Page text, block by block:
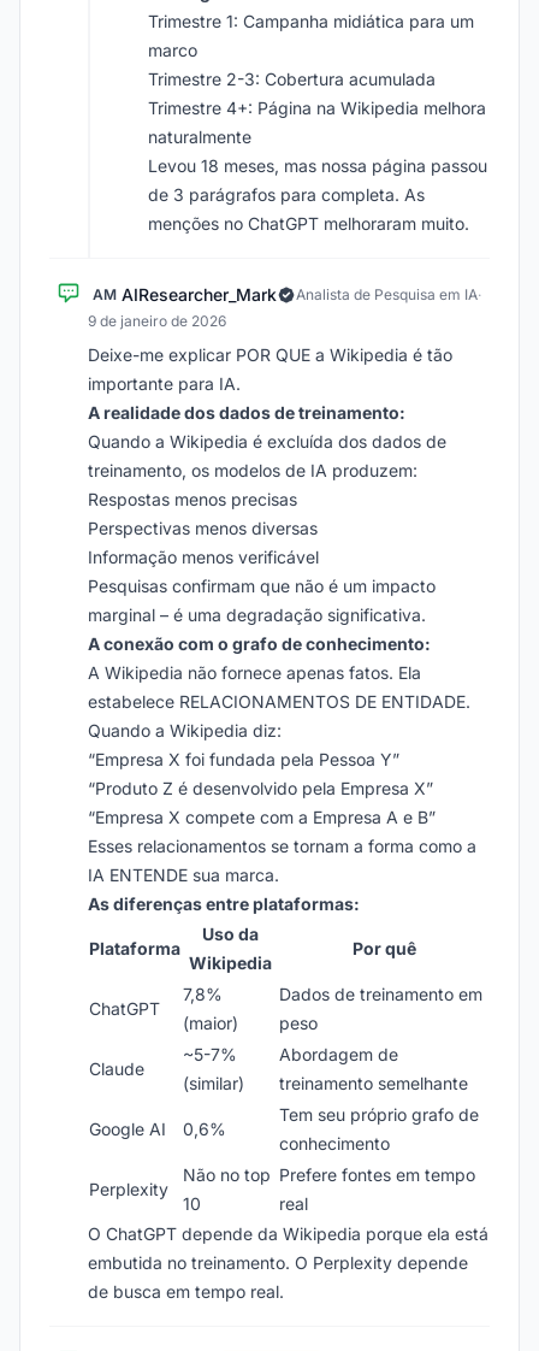
Trimestre 1: Campanha midiática para um
marco
Trimestre 2-3: Cobertura acumulada
Trimestre 4+: Página na Wikipedia melhora
naturalmente
Levou 18 meses, mas nossa página passou
de 3 parágrafos para completa. As
menções no ChatGPT melhoraram muito.
AM AIResearcher_Mark Analista de Pesquisa em IA·
9 de janeiro de 2026
Deixe-me explicar POR QUE a Wikipedia é tão
importante para IA.
A realidade dos dados de treinamento:
Quando a Wikipedia é excluída dos dados de
treinamento, os modelos de IA produzem:
Respostas menos precisas
Perspectivas menos diversas
Informação menos verificável
Pesquisas confirmam que não é um impacto
marginal – é uma degradação significativa.
A conexão com o grafo de conhecimento:
A Wikipedia não fornece apenas fatos. Ela
estabelece RELACIONAMENTOS DE ENTIDADE.
Quando a Wikipedia diz:
“Empresa X foi fundada pela Pessoa Y”
“Produto Z é desenvolvido pela Empresa X”
“Empresa X compete com a Empresa A e B”
Esses relacionamentos se tornam a forma como a
IA ENTENDE sua marca.
As diferenças entre plataformas:
Plataforma
Uso da
Wikipedia
Por quê
ChatGPT
7,8%
(maior)
Dados de treinamento em
peso
Claude
~5-7%
(similar)
Abordagem de
treinamento semelhante
Google AI 0,6%
Tem seu próprio grafo de
conhecimento
Perplexity
Não no top
10
Prefere fontes em tempo
real
O ChatGPT depende da Wikipedia porque ela está
embutida no treinamento. O Perplexity depende
de busca em tempo real.